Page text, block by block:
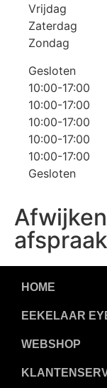
Vrijdag
Zaterdag
Zondag
Gesloten
10:00-17:00
10:00-17:00
10:00-17:00
10:00-17:00
10:00-17:00
Gesloten
afspraak
HOME
EEKELAAR
WEBSHOP